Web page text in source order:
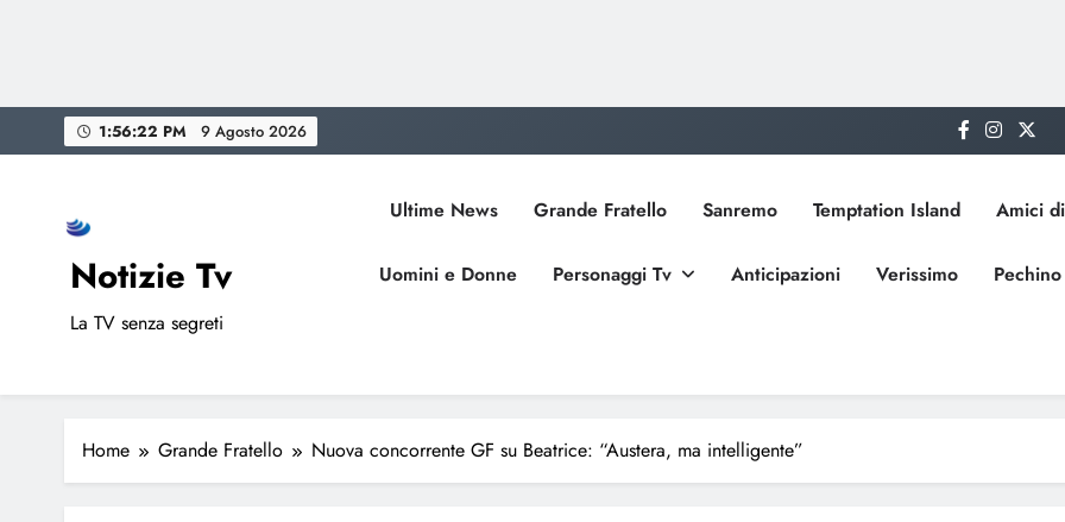
to
1:56:23 PM 9 Agosto 2026
Notizie Tv
La TV senza segreti
Ultime News Grande Fratello Sanremo Temptation Island Amici
Uomini e Donne Personaggi Tv Anticipazioni Verissimo
Home Grande Fratello Nuova concorrente GF su Beatrice: “Austera, ma intelligente”